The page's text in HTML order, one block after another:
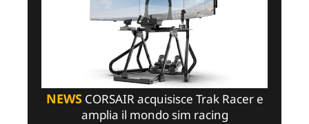
NEWSCORSAIR acquisisce Trak Racer e
amplia il mondo sim racing